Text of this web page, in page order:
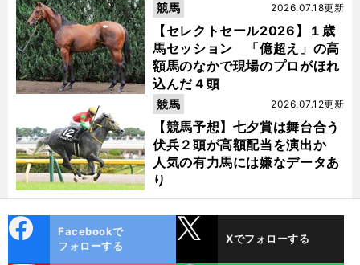
【セレクトセール2026】１歳
馬セッション 「億超え」の高
額馬のなかで現場のプロがほれ
込んだ４頭
2026.07.18更新
競馬
【競馬予想】七夕賞は舞台合う
伏兵２頭が高額配当を演出か
人気の有力馬には嫌なデータあ
り
2026.07.12更新
競馬
ok
Facebookで
フォローする
Xでフォローする